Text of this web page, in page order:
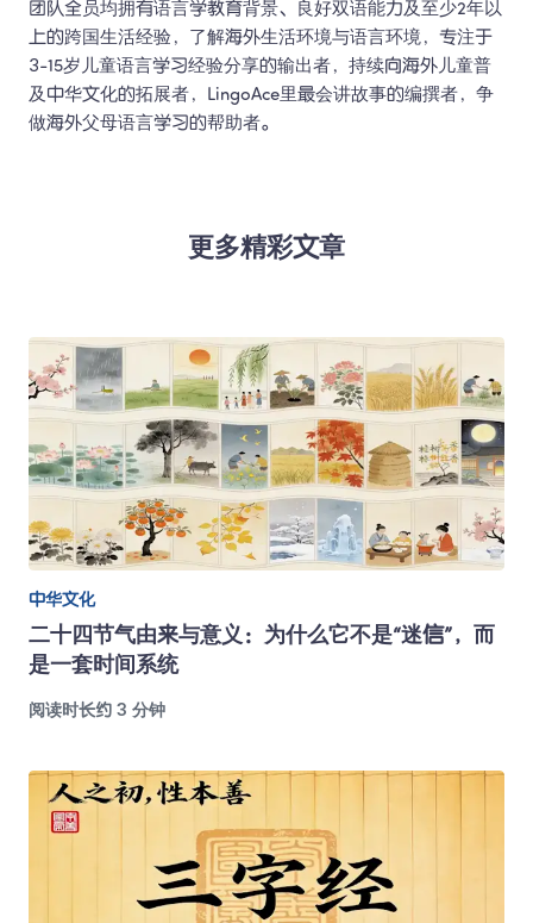
团队全员均拥有语言学教育背景、良好双语能力及至少2年以
上的跨国生活经验，了解海外生活环境与语言环境，专注于
3-15岁儿童语言学习经验分享的输出者，持续向海外儿童普
及中华文化的拓展者，LingoAce里最会讲故事的编撰者，争
做海外父母语言学习的帮助者。
更多精彩文章
中华文化
二十四节气由来与意义：为什么它不是“迷信”，而
是一套时间系统
阅读时长约 3 分钟